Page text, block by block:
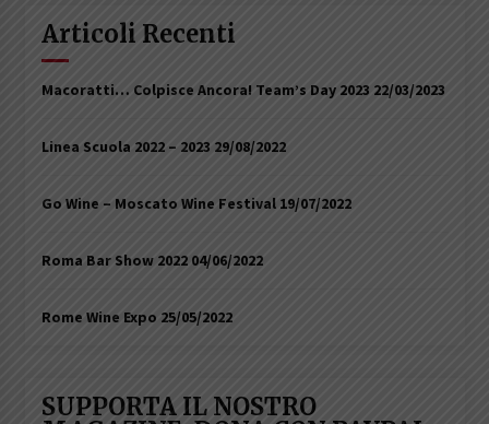
Articoli Recenti
Macoratti… Colpisce Ancora! Team’s Day 2023 22/03/2023
Linea Scuola 2022 – 2023 29/08/2022
Go Wine – Moscato Wine Festival 19/07/2022
Roma Bar Show 2022 04/06/2022
Rome Wine Expo 25/05/2022
SUPPORTA IL NOSTRO